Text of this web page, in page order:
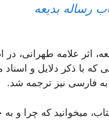
رساله بدیعه
اثر علامه طهرانی،
با ذکر دلایل و اسناد
به فارسی نیز ترجمه شد.
میخوانید که چرا و